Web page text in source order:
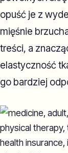
opuść je z
mięśnie
treści, a
elastyczność
go bardziej